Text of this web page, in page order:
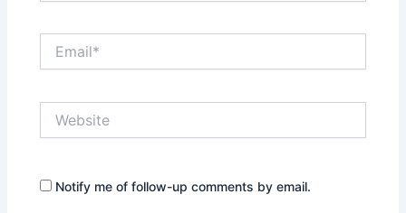
Notify me of follow-up comments by email.